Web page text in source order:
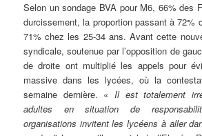
Selon un sondage BVA pour M6, 66% des
durcissement, la proportion passant à 72%
71% chez les 25-34 ans. Avant cette
syndicale, soutenue par l’opposition de
de droite ont multiplié les appels pour
massive dans les lycées, où la
semaine dernière. « Il est totalement
adultes en situation de
organisations invitent les lycéens à aller